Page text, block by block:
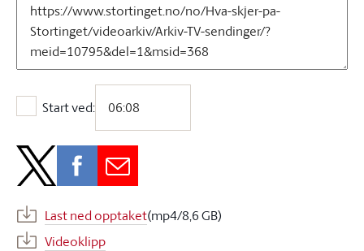
Start ved:
Start ved:
Last ned opptaket(mp4/8,6 GB)
Videoklipp